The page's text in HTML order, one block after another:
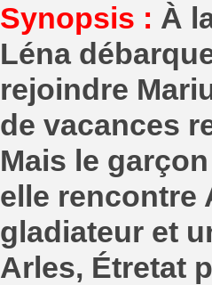
Synopsis : À
Léna
rejoindre
de vacances
Mais le
elle rencontre
gladiateur et
Arles, Étretat